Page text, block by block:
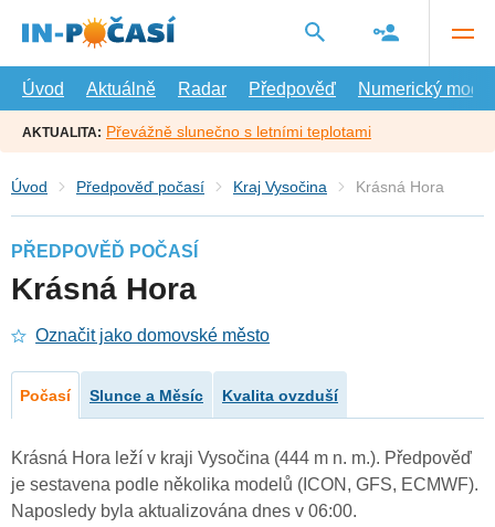
hlavní
Úvod
Aktuálně Radar Předpověď Numerický model
AKTUALITA: Převážně slunečno s letními teplotami
Úvod Předpověď počasí Kraj Vysočina Krásná Hora
PŘEDPOVĚĎ POČASÍ
Krásná Hora
Označit jako domovské město
Počasí Slunce a Měsíc Kvalita ovzduší
Krásná Hora leží v kraji Vysočina (444 m n. m.). Předpověď
je sestavena podle několika modelů (ICON, GFS, ECMWF).
Naposledy byla aktualizována dnes v 06:00.